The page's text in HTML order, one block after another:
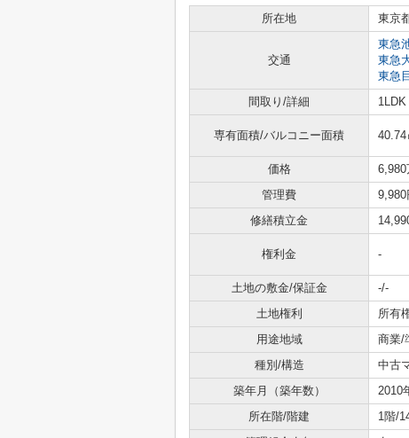
所在地 東京
交通
東急
東急
東急
間取り/詳細
1LDK
専有面積/バルコニー面積 40.74
価格
6,980
管理費
9,980
修繕積立金
権利金 -
土地の敷金/保証金
-/-
土地権利
所有
用途地域
商業/
種別/構造
中古
築年月（築年数）
2010
所在階/階建
1階/